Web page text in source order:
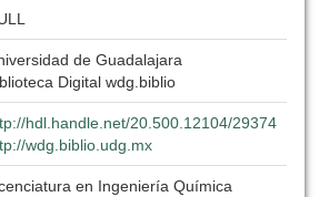
de Guadalajara
Digital wdg.biblio
hdl.handle.net/20.500.12104/29374
wdg.biblio.udg.mx
en Ingeniería Química